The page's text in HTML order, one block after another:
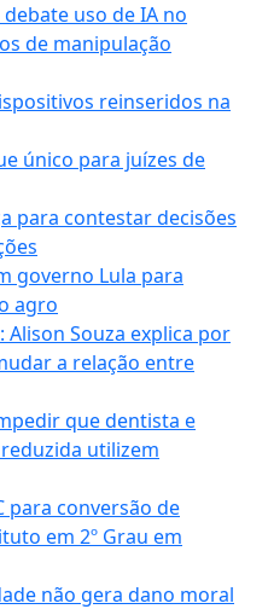
uso de IA no
de manipulação
reinseridos na
único para juízes de
para contestar decisões
governo Lula para
agro
Alison Souza explica por
a relação entre
que dentista e
utilizem
para conversão de
em 2º Grau em
não gera dano moral